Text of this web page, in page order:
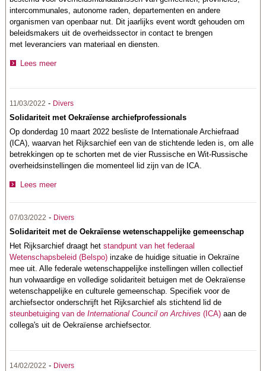
intercommunales, autonome raden, departementen en andere
organismen van openbaar nut. Dit jaarlijks event wordt gehouden om
beleidsmakers uit de overheidssector in contact te brengen
met leveranciers van materiaal en diensten.
Lees meer
11/03/2022 - Divers
Solidariteit met Oekraïense archiefprofessionals
Op donderdag 10 maart 2022 besliste de Internationale Archiefraad
(ICA), waarvan het Rijksarchief een van de stichtende leden is, om alle
betrekkingen op te schorten met de vier Russische en Wit-Russische
overheidsinstellingen die momenteel lid zijn van de ICA.
Lees meer
07/03/2022 - Divers
Solidariteit met de Oekraïense wetenschappelijke gemeenschap
Het Rijksarchief draagt hetstandpunt van het federaal
Wetenschapsbeleid (Belspo) inzake de huidige situatie in Oekraïne
mee uit. Alle federale wetenschappelijke instellingen willen collectief
hun volwaardige en volledige solidariteit betuigen met de Oekraïense
wetenschappelijke en culturele gemeenschap. Specifiek voor de
archiefsector onderschrijft het Rijksarchief als stichtend lid de
steunbetuiging van deInternational Council on Archives (ICA) aan de
collega's uit de Oekraïense archiefsector.
14/02/2022 - Divers